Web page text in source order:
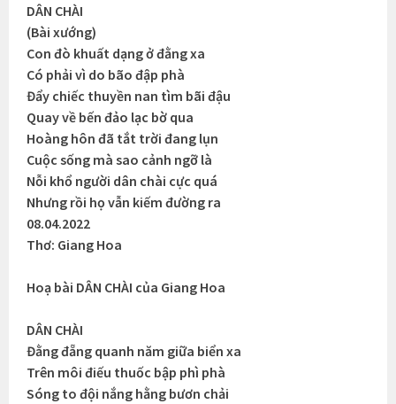
DÂN CHÀI
(Bài xướng)
Con đò khuất dạng ở đằng xa
Có phải vì do bão đập phà
Đẩy chiếc thuyền nan tìm bãi đậu
Quay về bến đảo lạc bờ qua
Hoàng hôn đã tắt trời đang lụn
Cuộc sống mà sao cảnh ngỡ là
Nỗi khổ người dân chài cực quá
Nhưng rồi họ vẫn kiếm đường ra
08.04.2022
Thơ: Giang Hoa
Hoạ bài DÂN CHÀI của Giang Hoa
DÂN CHÀI
Đằng đẵng quanh năm giữa biển xa
Trên môi điếu thuốc bập phì phà
Sóng to đội nắng hằng bươn chải